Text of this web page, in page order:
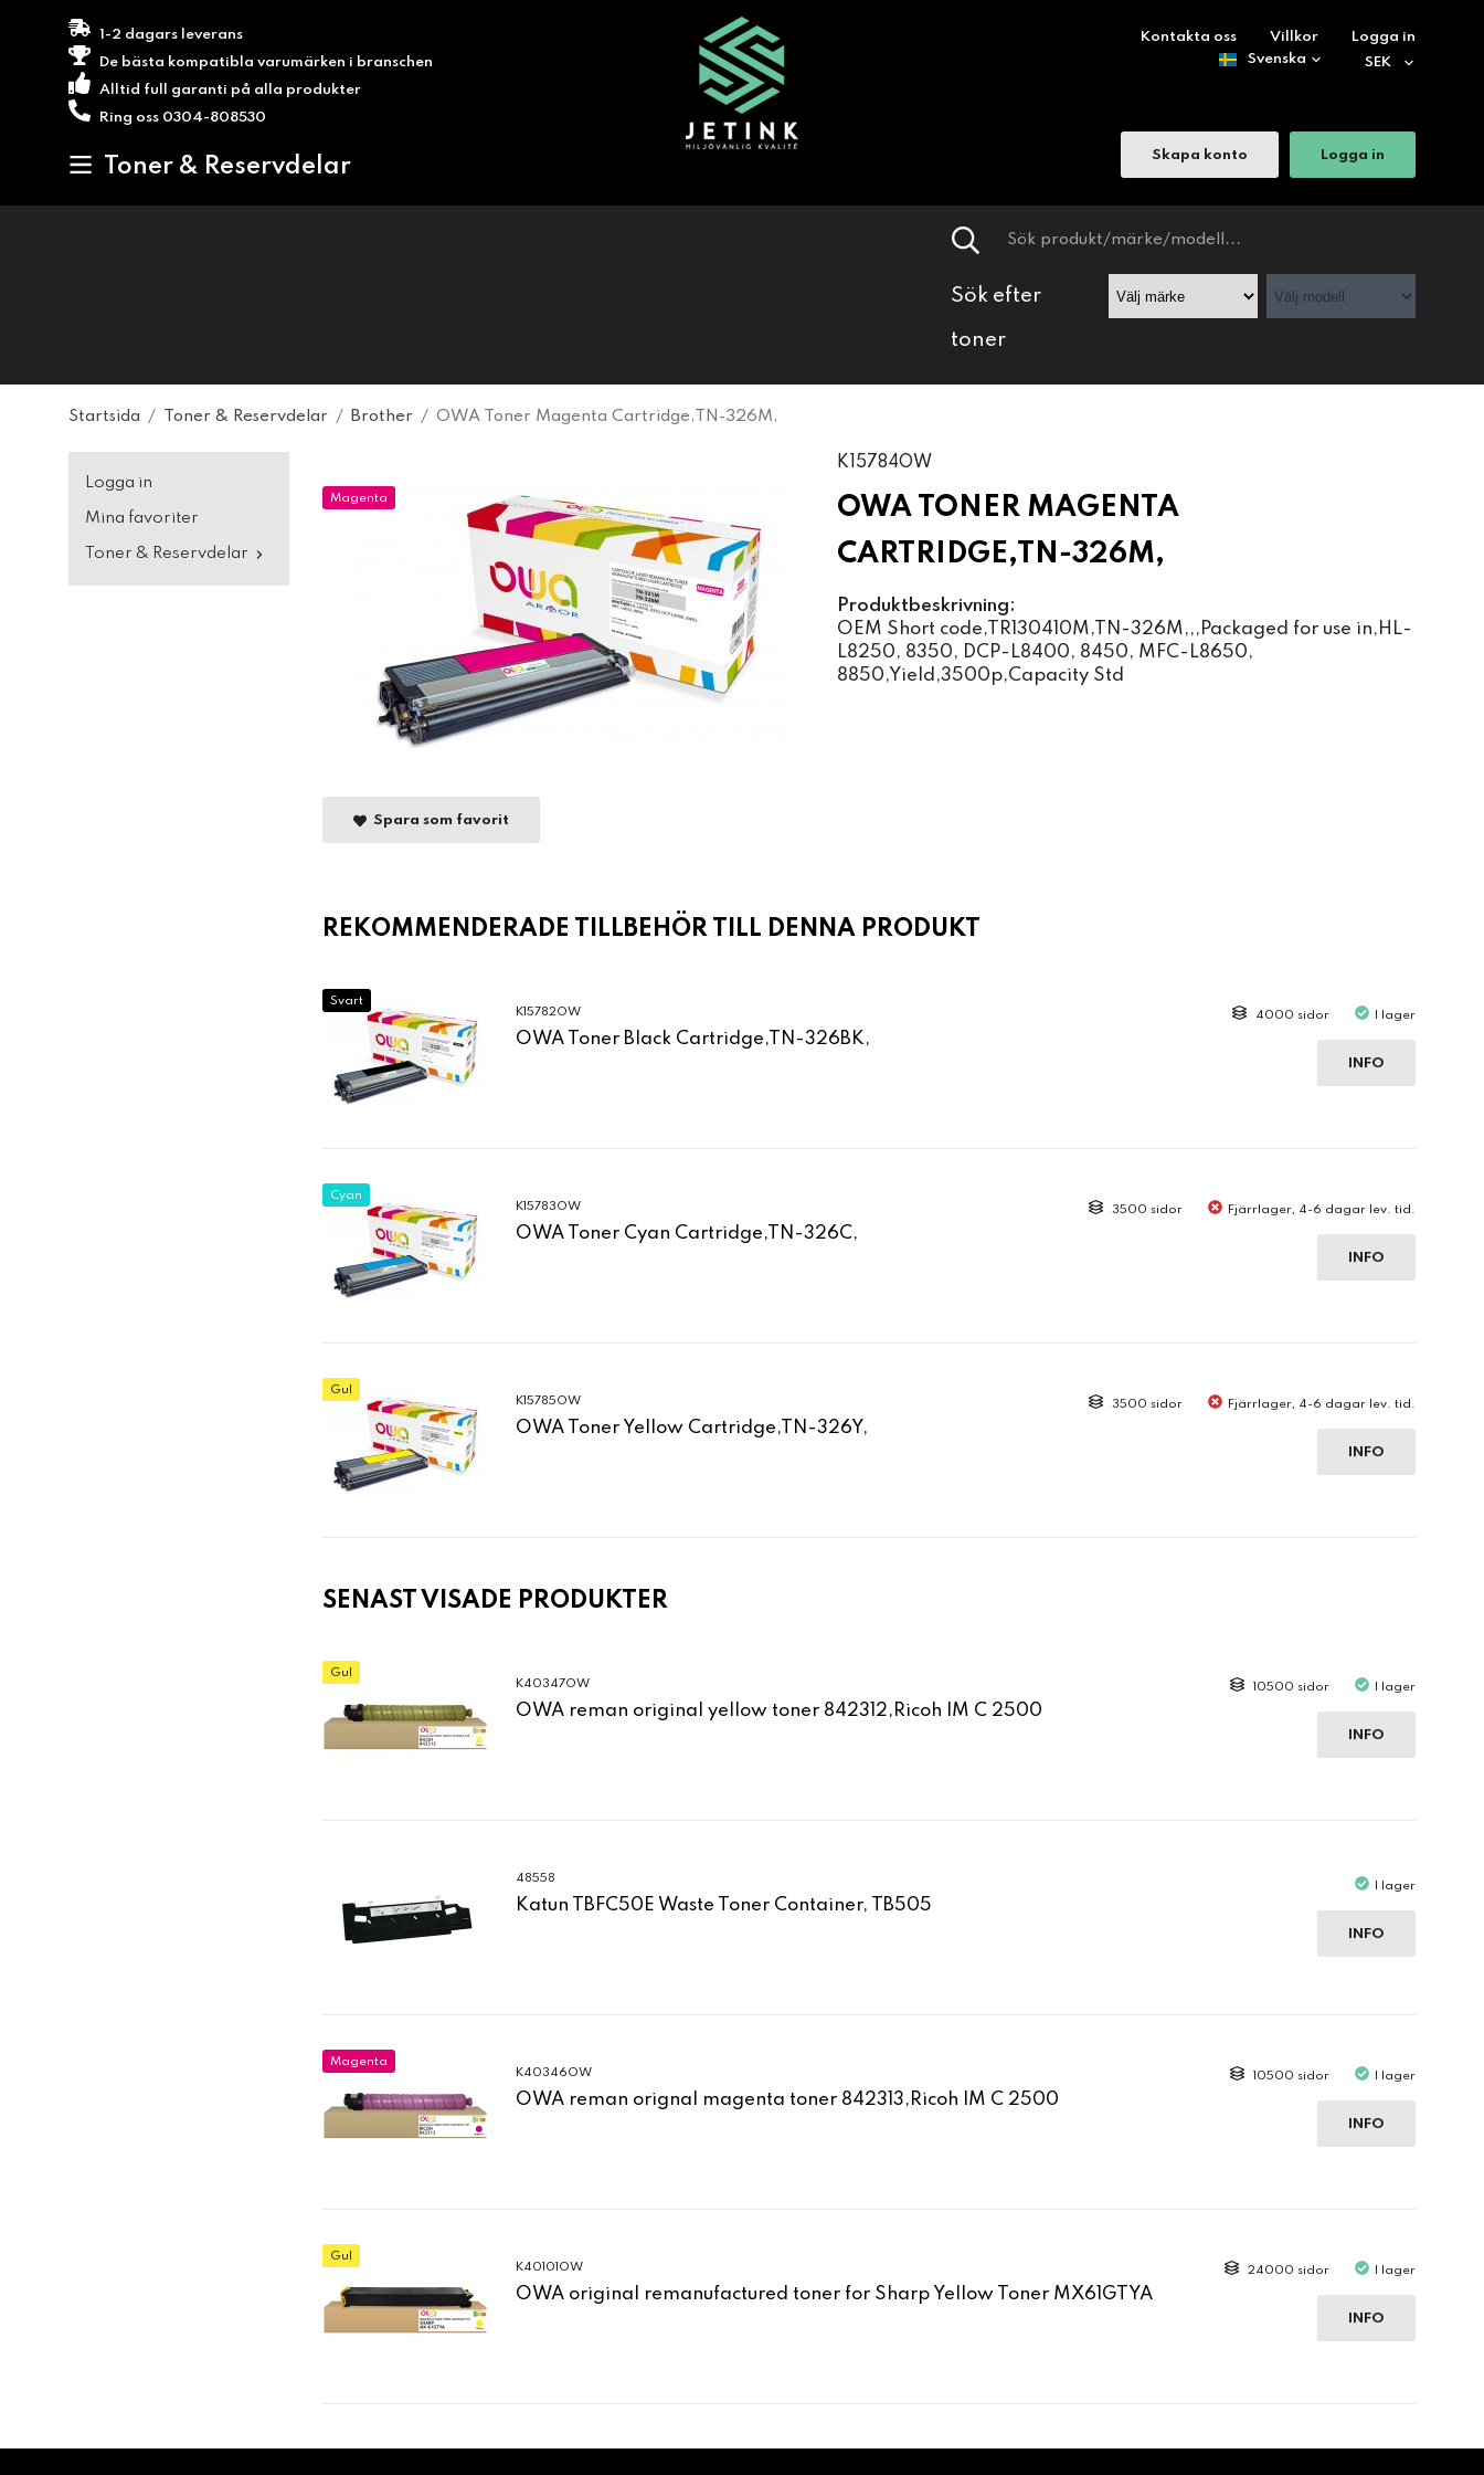
1-2 dagars leverans
De bästa kompatibla varumärken i branschen
Alltid full garanti på alla produkter
Ring oss 0304-808530
Toner & Reservdelar
Kontakta oss Villkor Logga in
Skapa konto Logga in
Sök efter
toner
Startsida / Toner & Reservdelar / Brother / OWA Toner Magenta Cartridge,TN-326M,
Logga in
Mina favoriter
Toner & Reservdelar
Magenta
K15784OW
OWA TONER MAGENTA
CARTRIDGE,TN-326M,
Produktbeskrivning:
OEM Short code,TR130410M,TN-326M,,,Packaged for use in,HL-
L8250, 8350, DCP-L8400, 8450, MFC-L8650,
8850,Yield,3500p,Capacity Std
Spara som favorit
REKOMMENDERADE TILLBEHÖR TILL DENNA PRODUKT
Svart
K15782OW
OWA Toner Black Cartridge,TN-326BK,
4000 sidor I lager
INFO
Cyan
K15783OW
OWA Toner Cyan Cartridge,TN-326C,
3500 sidor Fjärrlager, 4-6 dagar lev. tid.
INFO
Gul
K15785OW
OWA Toner Yellow Cartridge,TN-326Y,
3500 sidor Fjärrlager, 4-6 dagar lev. tid.
INFO
SENAST VISADE PRODUKTER
Gul
K40347OW
OWA reman original yellow toner 842312,Ricoh IM C 2500
10500 sidor I lager
INFO
48558
Katun TBFC50E Waste Toner Container, TB505
I lager
INFO
Magenta
K40346OW
OWA reman orignal magenta toner 842313,Ricoh IM C 2500
10500 sidor I lager
INFO
Gul
K40101OW
OWA original remanufactured toner for Sharp Yellow Toner MX61GTYA
24000 sidor I lager
INFO